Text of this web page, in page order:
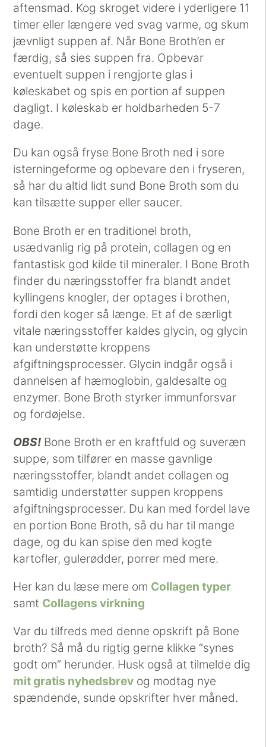
aftensmad. Kog skroget videre i yderligere 11
timer eller længere ved svag varme, og skum
jævnligt suppen af. Når Bone Broth’en er
færdig, så sies suppen fra. Opbevar
eventuelt suppen i rengjorte glas i
køleskabet og spis en portion af suppen
dagligt. I køleskab er holdbarheden 5-7
dage.
Du kan også fryse Bone Broth ned i sore
isterningeforme og opbevare den i fryseren,
så har du altid lidt sund Bone Broth som du
kan tilsætte supper eller saucer.
Bone Broth er en traditionel broth,
usædvanlig rig på protein, collagen og en
fantastisk god kilde til mineraler. I Bone Broth
finder du næringsstoffer fra blandt andet
kyllingens knogler, der optages i brothen,
fordi den koger så længe. Et af de særligt
vitale næringsstoffer kaldes glycin, og glycin
kan understøtte kroppens
afgiftningsprocesser. Glycin indgår også i
dannelsen af hæmoglobin, galdesalte og
enzymer. Bone Broth styrker immunforsvar
og fordøjelse.
OBS! Bone Broth er en kraftfuld og suveræn
suppe, som tilfører en masse gavnlige
næringsstoffer, blandt andet collagen og
samtidig understøtter suppen kroppens
afgiftningsprocesser. Du kan med fordel lave
en portion Bone Broth, så du har til mange
dage, og du kan spise den med kogte
kartofler, gulerødder, porrer med mere.
Her kan du læse mere om Collagen typer
samt Collagens virkning
Var du tilfreds med denne opskrift på Bone
broth? Så må du rigtig gerne klikke “synes
godt om” herunder. Husk også at tilmelde dig
mit gratis nyhedsbrev og modtag nye
spændende, sunde opskrifter hver måned.